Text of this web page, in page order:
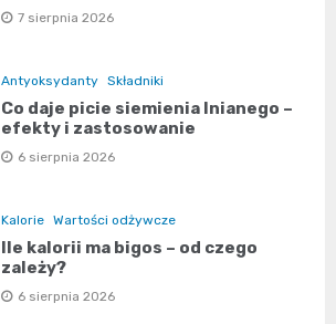
7 sierpnia 2026
Antyoksydanty Składniki
Co daje picie siemienia lnianego –
efekty i zastosowanie
6 sierpnia 2026
Kalorie Wartości odżywcze
Ile kalorii ma bigos – od czego
zależy?
6 sierpnia 2026